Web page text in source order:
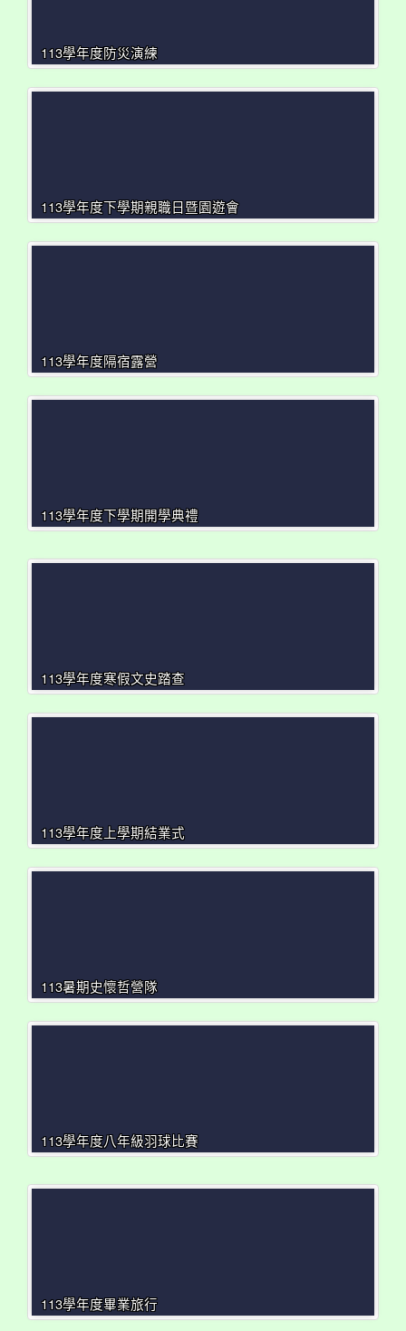
113學年度防災演練
113學年度下學期親職日暨園遊會
113學年度隔宿露營
113學年度下學期開學典禮
113學年度寒假文史踏查
113學年度上學期結業式
113暑期史懷哲營隊
113學年度八年級羽球比賽
113學年度畢業旅行